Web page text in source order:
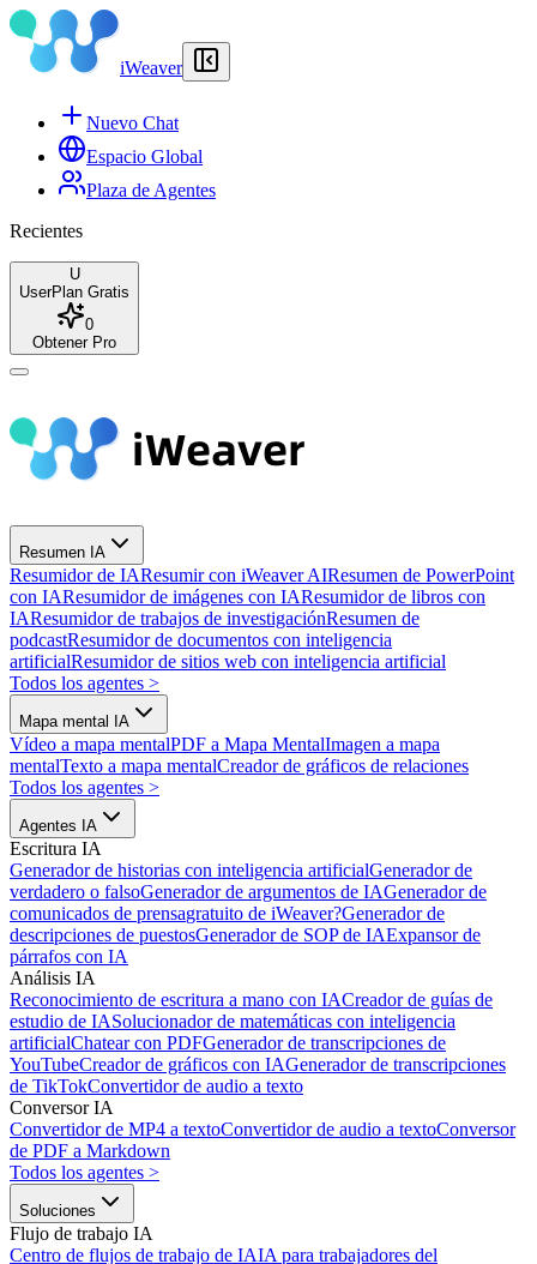
iWeaver
Nuevo Chat
Espacio Global
Plaza de Agentes
Recientes
U
UserPlan Gratis
0
Obtener Pro
Resumen IA
Resumidor de IAResumir con iWeaver AIResumen de PowerPoint
con IAResumidor de imágenes con IAResumidor de libros con
IAResumidor de trabajos de investigaciónResumen de
podcastResumidor de documentos con inteligencia
artificialResumidor de sitios web con inteligencia artificial
Todos los agentes >
Mapa mental IA
Vídeo a mapa mentalPDF a Mapa MentalImagen a mapa
mentalTexto a mapa mentalCreador de gráficos de relaciones
Todos los agentes >
Agentes IA
Escritura IA
Generador de historias con inteligencia artificialGenerador de
verdadero o falsoGenerador de argumentos de IAGenerador de
comunicados de prensagratuito de iWeaver?Generador de
descripciones de puestosGenerador de SOP de IAExpansor de
párrafos con IA
Análisis IA
Reconocimiento de escritura a mano con IACreador de guías de
estudio de IASolucionador de matemáticas con inteligencia
artificialChatear con PDFGenerador de transcripciones de
YouTubeCreador de gráficos con IAGenerador de transcripciones
de TikTokConvertidor de audio a texto
Conversor IA
Convertidor de MP4 a textoConvertidor de audio a textoConversor
de PDF a Markdown
Todos los agentes >
Soluciones
Flujo de trabajo IA
Centro de flujos de trabajo de IAIA para trabajadores del